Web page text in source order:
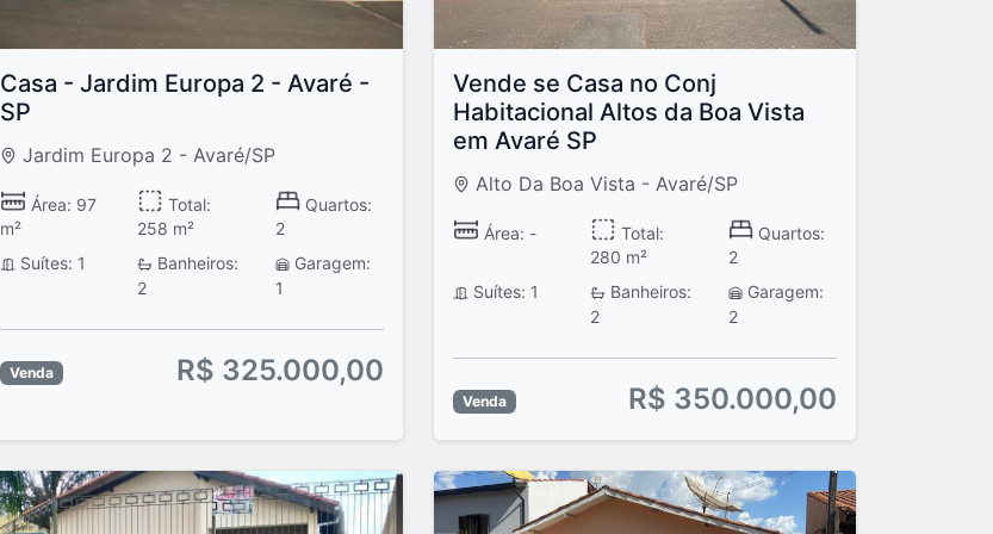
Casa - Jardim Europa 2 - Avaré -
SP
Jardim Europa 2 - Avaré/SP
Área: 97
m²
Total:
258 m²
Quartos:
2
Suítes: 1
Banheiros:
2
Garagem:
1
Venda R$ 325.000,00
Vende se Casa no Conj
Habitacional Altos da Boa Vista
em Avaré SP
Alto Da Boa Vista - Avaré/SP
Área: -
Total:
280 m²
Quartos:
2
Suítes: 1
Banheiros:
2
Garagem:
2
Venda R$ 350.000,00